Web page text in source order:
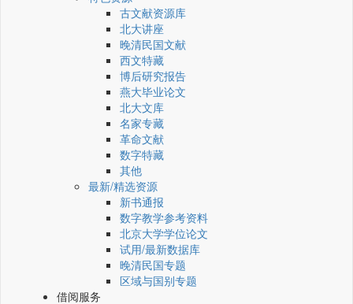
古文献资源库
北大讲座
晚清民国文献
西文特藏
博后研究报告
燕大毕业论文
北大文库
名家专藏
革命文献
数字特藏
其他
最新/精选资源
新书通报
数字教学参考资料
北京大学学位论文
试用/最新数据库
晚清民国专题
区域与国别专题
借阅服务